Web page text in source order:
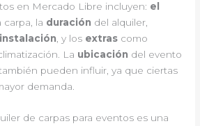
en Mercado Libre incluyen: el
carpa, la duración del alquiler,
, y los extras como
La ubicación del evento
pueden influir, ya que ciertas
demanda.
de carpas para eventos es una